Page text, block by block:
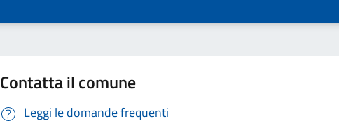
Contatta il comune
Leggi le domande frequenti